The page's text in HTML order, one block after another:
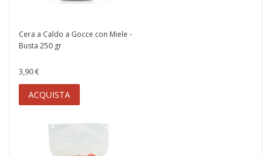
Cera a Caldo a Gocce con Miele -
Busta 250 gr
3,90 €
ACQUISTA